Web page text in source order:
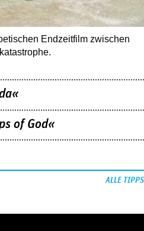
Endzeitfilm zwischen
of God«
ALLE TIPPS